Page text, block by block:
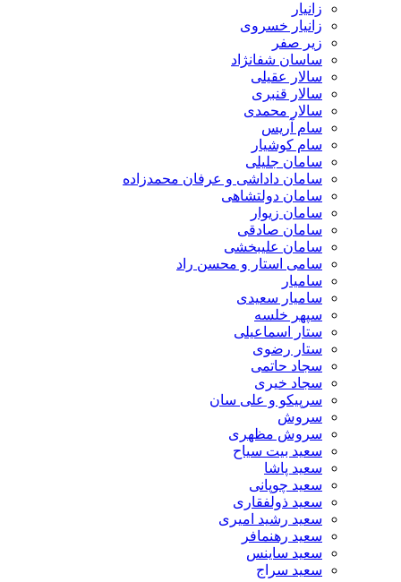
زانیار خسروی
زیر صفر
ساسان شفانژاد
سالار عقیلی
سالار قنبری
سالار محمدی
سام آریس
سام کوشیار
سامان جلیلی
سامان داداشی و عرفان محمدزاده
سامان دولتشاهی
سامان زیوار
سامان صادقی
سامان علیبخشی
سامی استار و محسن راد
سامیار
سامیار سعیدی
سپهر خلسه
ستار اسماعیلی
ستار رضوی
سجاد حاتمی
سجاد خیری
سرپیکو و علی سان
سروش
سروش مظهری
سعید بیت سیاح
سعید پاشا
سعید چوپانی
سعید ذولفقاری
سعید رشید امیری
سعید رهنمافر
سعید ساینس
سعید سراج